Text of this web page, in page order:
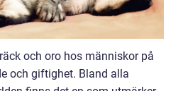
och oro hos människor på
och giftighet. Bland alla